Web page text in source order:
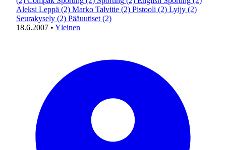
Aleksi Leppä (2) Marko Talvitie (2) Pistooli (2) Lyijy (2)
Seurakysely (2) Pääuutiset (2)
18.6.2007 • Yleinen